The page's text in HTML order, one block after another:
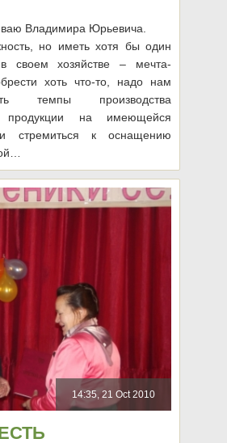
Владимира Юрьевича.
но иметь хотя бы один
в своем хозяйстве – мечта-
хоть что-то, надо нам
темпы производства
продукции на имеющейся
и стремиться к оснащению
14:35, 21 Oct 2010